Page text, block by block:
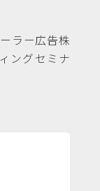
ラー広告株
ングセミナ